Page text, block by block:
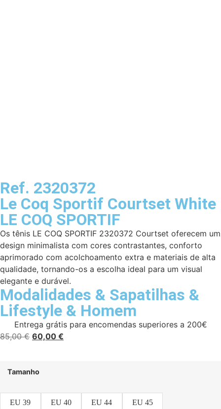
Ref. 2320372
Le Coq Sportif Courtset White
LE COQ SPORTIF
Os tênis LE COQ SPORTIF 2320372 Courtset oferecem um
design minimalista com cores contrastantes, conforto
aprimorado com acolchoamento extra e materiais de alta
qualidade, tornando-os a escolha ideal para um visual
elegante e durável.
Modalidades & Sapatilhas &
Lifestyle & Homem
Entrega grátis para encomendas superiores a 200€
85,00€ 60,00 €
Tamanho
EU 39 EU 40 EU 44 EU 45